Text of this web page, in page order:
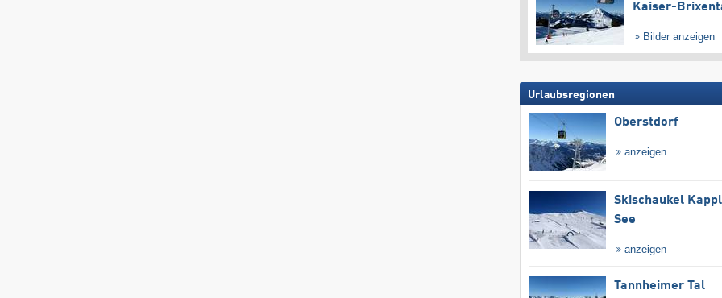
Kaiser-
Bilder anzeigen
Urlaubsregionen
Oberstdorf
anzeigen
Skischaukel
See
anzeigen
Tannheimer Tal